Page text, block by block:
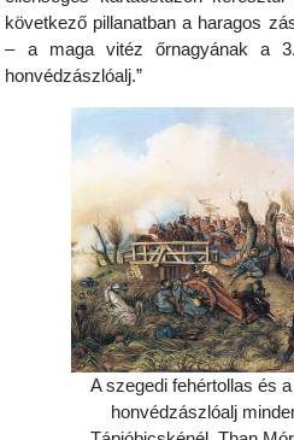
következő pillanatban a haragos
– a maga vitéz őrnagyának a
honvédzászlóalj.”
A szegedi fehértollas és
honvédzászlóalj